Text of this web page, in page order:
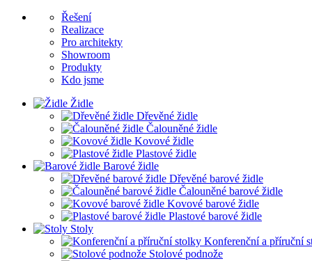
Řešení
Realizace
Pro architekty
Showroom
Produkty
Kdo jsme
Židle
Dřevěné židle
Čalouněné židle
Kovové židle
Plastové židle
Barové židle
Dřevěné barové židle
Čalouněné barové židle
Kovové barové židle
Plastové barové židle
Stoly
Konferenční a příruční
Stolové podnože